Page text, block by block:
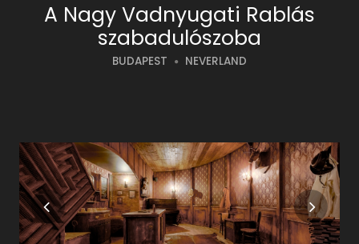
A Nagy Vadnyugati Rablás
szabadulószoba
BUDAPEST NEVERLAND